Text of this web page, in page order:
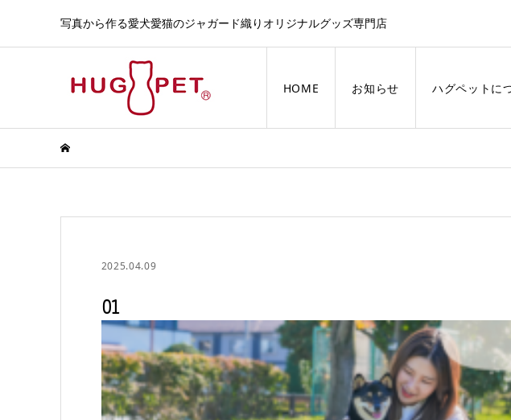
写真から作る愛犬愛猫のジャガード織りオリジナルグッズ専門店
HOME お知らせ ハグペットに
2025.04.09
01